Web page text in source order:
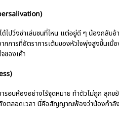
ไปวิ่งซ่าเล่นซนที่ไหน แต่อยู่ดี ๆ น้องกลับ
การที่อัตราการเต้นของหัวใจพุ่งสูงขึ้นเนื่
ของเค้า
รอบห้องอย่างไร้จุดหมาย ทำตัวไม่ถูก ลุก
ตลอดเวลา นี่คือสัญญาณฟ้องว่าน้องกำลัง